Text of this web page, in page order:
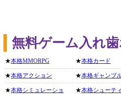
無料ゲーム入れ
★本格MMORPG
★本格アクション
★本格シミュレーショ
★本格カード
★本格ギャンブ
★本格シューテ